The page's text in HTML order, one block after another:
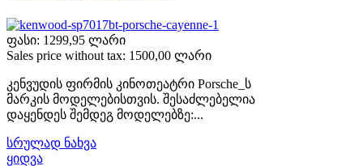
ფასი: 1299,95 ლარი
Sales price without tax: 1500,00 ლარი
კენვუდის ფირმის კინოთეატრი Porsche_ს
მარკის მოდელებისთვის. შესაძლებელია
დაყენდეს შემდეგ მოდელებზე:...
სრულად ნახვა
ყიდვა